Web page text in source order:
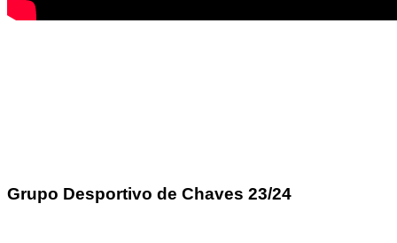
Grupo Desportivo de Chaves 23/24